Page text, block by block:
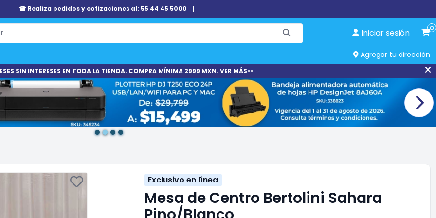
☎ Realiza pedidos y cotizaciones al: 55 44 45 5000 |
Iniciar sesión 0
Agregar tu dirección
SIN INTERESES EN TODA LA TIENDA. COMPRA MÍNIMA 2999 MXN. VER MÁS>>
Exclusivo en línea
Mesa de Centro Bertolini Sahara